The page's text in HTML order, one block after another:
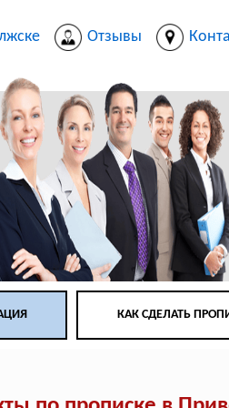
Отзывы
КАК СДЕЛАТЬ